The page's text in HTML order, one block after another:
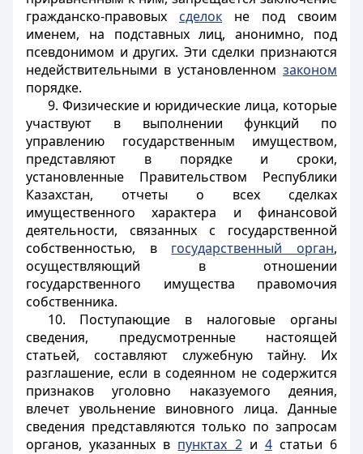
гражданско-правовых сделок не под своим
именем, на подставных лиц, анонимно, под
псевдонимом и других. Эти сделки признаются
недействительными в установленном законом
порядке.
9. Физические и юридические лица, которые
участвуют в выполнении функций по
управлению государственным имуществом,
представляют в порядке и сроки,
установленные Правительством Республики
Казахстан, отчеты о всех сделках
имущественного характера и финансовой
деятельности, связанных с государственной
собственностью, в государственный орган,
осуществляющий в отношении
государственного имущества правомочия
собственника.
10. Поступающие в налоговые органы
сведения, предусмотренные настоящей
статьей, составляют служебную тайну. Их
разглашение, если в содеянном не содержится
признаков уголовно наказуемого деяния,
влечет увольнение виновного лица. Данные
сведения представляются только по запросам
органов, указанных в пунктах 2и 4статьи 6